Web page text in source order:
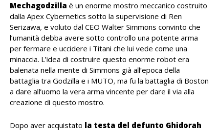
Mechagodzilla è un enorme mostro meccanico costruito
dalla Apex Cybernetics sotto la supervisione di Ren
Serizawa, e voluto dal CEO Walter Simmons convinto che
l’umanità debba avere sotto controllo una potente arma
per fermare e uccidere i Titani che lui vede come una
minaccia. L’idea di costruire questo enorme robot era
balenata nella mente di Simmons già all’epoca della
battaglia tra Godzilla e i MUTO, ma fu la battaglia di Boston
a dare all’uomo la vera arma vincente per dare il via alla
creazione di questo mostro.
Dopo aver acquistato la testa del defunto Ghidorah